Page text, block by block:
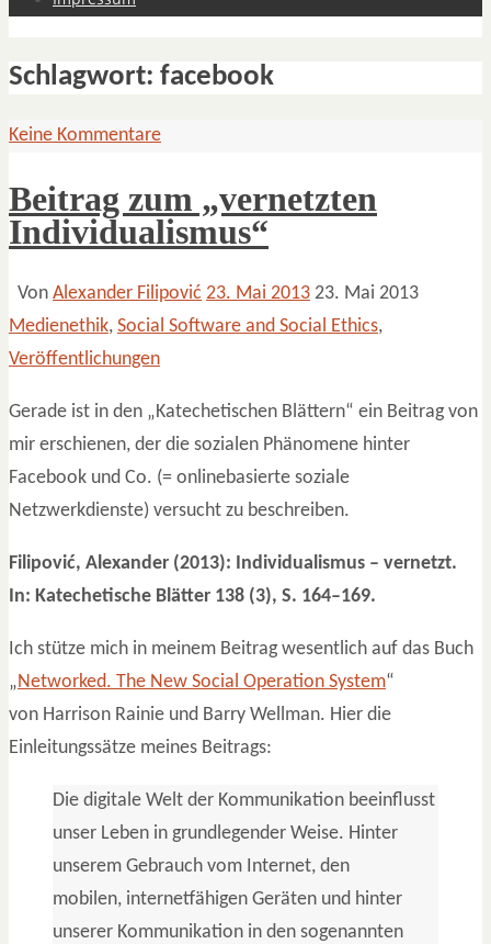
Schlagwort: facebook
Keine Kommentare
Beitrag zum „vernetzten
Individualismus“
Von Alexander Filipović 23. Mai 2013 23. Mai 2013
Medienethik, Social Software and Social Ethics,
Veröffentlichungen
Gerade ist in den „Katechetischen Blättern“ ein Beitrag von
mir erschienen, der die sozialen Phänomene hinter
Facebook und Co. (= onlinebasierte soziale
Netzwerkdienste) versucht zu beschreiben.
Filipović, Alexander (2013): Individualismus – vernetzt.
In: Katechetische Blätter 138 (3), S. 164–169.
Ich stütze mich in meinem Beitrag wesentlich auf das Buch
„Networked. The New Social Operation System“
von Harrison Rainie und Barry Wellman. Hier die
Einleitungssätze meines Beitrags:
Die digitale Welt der Kommunikation beeinflusst
unser Leben in grundlegender Weise. Hinter
unserem Gebrauch vom Internet, den
mobilen, internetfähigen Geräten und hinter
unserer Kommunikation in den sogenannten